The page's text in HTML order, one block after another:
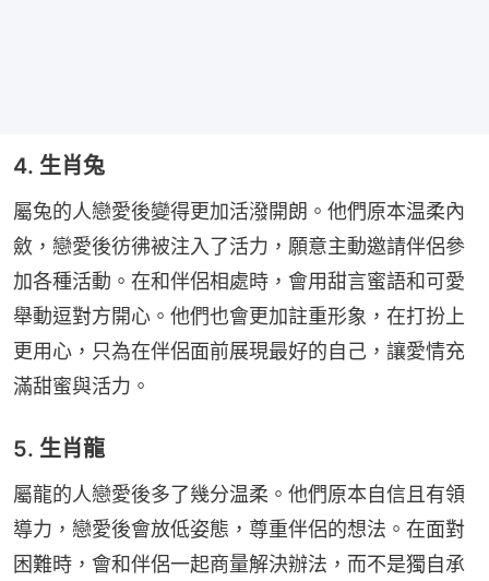
4. 生肖兔
屬兔的人戀愛後變得更加活潑開朗。他們原本温柔內
斂，戀愛後彷彿被注入了活力，願意主動邀請伴侶參
加各種活動。在和伴侶相處時，會用甜言蜜語和可愛
舉動逗對方開心。他們也會更加註重形象，在打扮上
更用心，只為在伴侶面前展現最好的自己，讓愛情充
滿甜蜜與活力。
5. 生肖龍
屬龍的人戀愛後多了幾分温柔。他們原本自信且有領
導力，戀愛後會放低姿態，尊重伴侶的想法。在面對
困難時，會和伴侶一起商量解決辦法，而不是獨自承